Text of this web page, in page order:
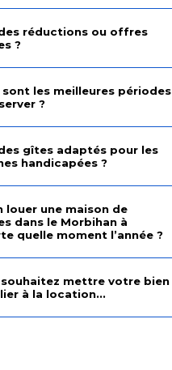
réductions ou offres
?
sont les meilleures périodes
?
gîtes adaptés pour les
handicapées ?
louer une maison de
dans le Morbihan à
quelle moment l’année ?
souhaitez mettre votre bien
à la location...